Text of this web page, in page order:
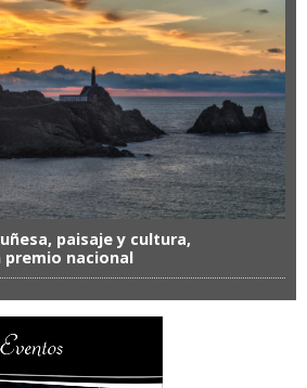
paisaje y cultura,
premio nacional